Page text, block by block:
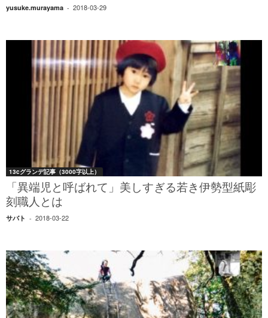
yusuke.murayama - 2018-03-29
13cグランデ記事（3000字以上）
「異端児と呼ばれて」美しすぎる若き伊勢型紙彫
刻職人とは
サバト - 2018-03-22